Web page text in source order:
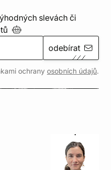
slevách či
odebírat
ochrany osobních údajů.